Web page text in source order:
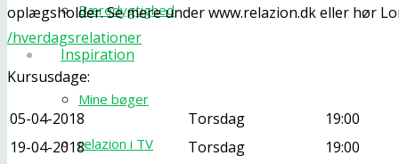
Bæredygtighed
Inspiration
Mine bøger
relazion i TV
oplægsholder. Se mere under www.relazion.dk eller hør
/hverdagsrelationer
Kursusdage:
05-04-2018 Torsdag
19:00
19-04-2018
Torsdag
19:00